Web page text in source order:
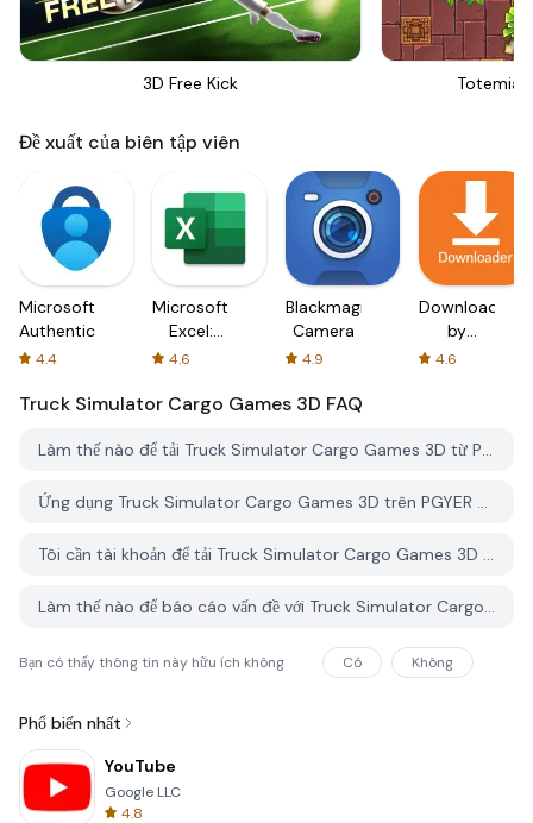
3D Free Kick Totemia
Đề xuất của biên tập viên
Microsoft
Authenticator
4.4
Microsoft
Excel:
Spreadsheets
4.6
Blackmagic
Camera
4.9
Downloader
by
AFTVnews
4.6
Truck Simulator Cargo Games 3D FAQ
Làm thế nào để tải Truck Simulator Cargo Games 3D từ PGYER APK HUB?
Ứng dụng Truck Simulator Cargo Games 3D trên PGYER APK HUB có miễn phí không?
Tôi cần tài khoản để tải Truck Simulator Cargo Games 3D từ PGYER APK HUB không?
Làm thế nào để báo cáo vấn đề với Truck Simulator Cargo Games 3D trên PGYER APK HUB?
Bạn có thấy thông tin này hữu ích không Có Không
Phổ biến nhất
YouTube
Google LLC
4.8